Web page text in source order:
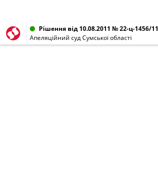
Рішення від 10.08.2011 № 22-ц-1456/11
Апеляційний суд Сумської області